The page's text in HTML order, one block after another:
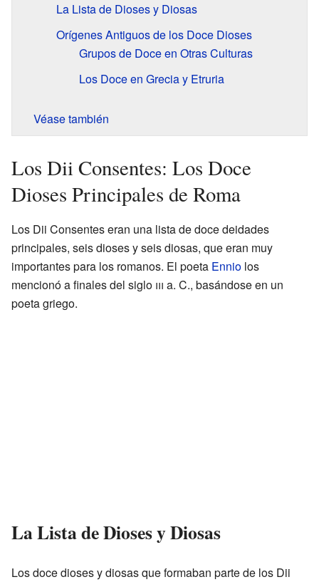
La Lista de Dioses y Diosas
Orígenes Antiguos de los Doce Dioses
Grupos de Doce en Otras Culturas
Los Doce en Grecia y Etruria
Véase también
Los Dii Consentes: Los Doce
Dioses Principales de Roma
Los Dii Consentes eran una lista de doce deidades
principales, seis dioses y seis diosas, que eran muy
importantes para los romanos. El poeta Ennio los
mencionó a finales del siglo iii a. C., basándose en un
poeta griego.
La Lista de Dioses y Diosas
Los doce dioses y diosas que formaban parte de los Dii